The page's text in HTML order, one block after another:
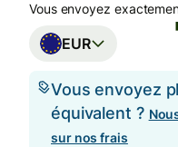
Vous envoyez
EUR
Vous envoyez
équivalent ?
sur nos frais